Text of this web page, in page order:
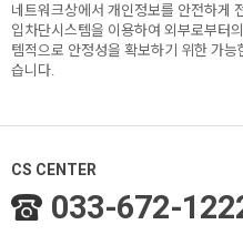
네트워크상에서 개인정보를 안전하게
입차단시스템을 이용하여 외부로부터
템적으로 안정성을 확보하기 위한 가
습니다.
CS CENTER
033-672-